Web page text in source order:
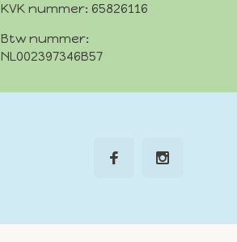
KVK nummer: 65826116
Btw nummer:
NL002397346B57